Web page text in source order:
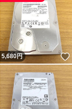
いいね！
5,680円